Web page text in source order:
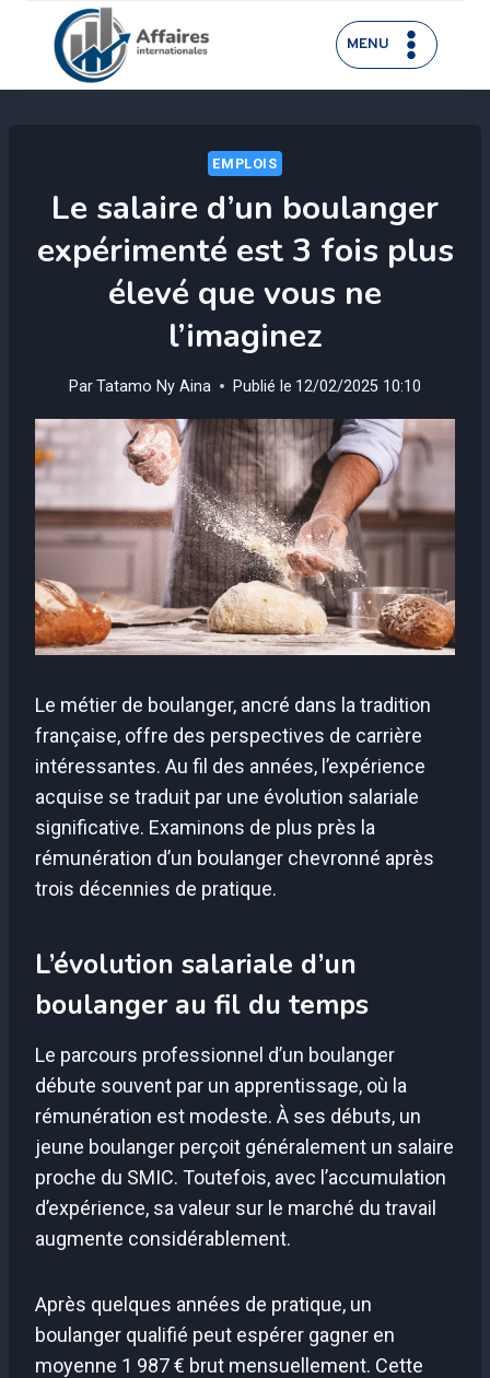
contenu
MENU
EMPLOIS
Le salaire d’un boulanger
expérimenté est 3 fois plus
élevé que vous ne
l’imaginez
ParTatamo Ny Aina Publié le 12/02/2025 10:10
Le métier de boulanger, ancré dans la tradition
française, offre des perspectives de carrière
intéressantes. Au fil des années, l’expérience
acquise se traduit par une évolution salariale
significative. Examinons de plus près la
rémunération d’un boulanger chevronné après
trois décennies de pratique.
L’évolution salariale d’un
boulanger au fil du temps
Le parcours professionnel d’un boulanger
débute souvent par un apprentissage, où la
rémunération est modeste. À ses débuts, un
jeune boulanger perçoit généralement un salaire
proche du SMIC. Toutefois, avec l’accumulation
d’expérience, sa valeur sur le marché du travail
augmente considérablement.
Après quelques années de pratique, un
boulanger qualifié peut espérer gagner en
moyenne 1 987 € brut mensuellement. Cette